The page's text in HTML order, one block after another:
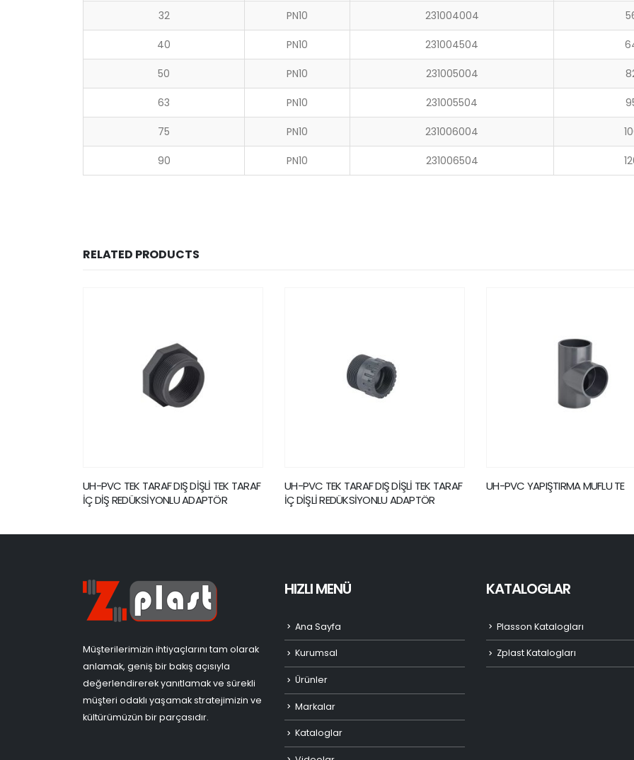
32 PN10 231004004
40 PN10 231004504
50 PN10 231005004
63 PN10 231005504
75 PN10 231006004
90 PN10 231006504
RELATED PRODUCTS
UH-PVC TEK TARAF DIŞ DİŞLİ TEK TARAF
İÇ DİŞLİ REDÜKSİYONLU ADAPTÖR
UH-PVC YAPIŞTIRMA MUFLU TE
UH-PVC TEK TARAF İÇTEN DİŞLİ
Müşterilerimizin ihtiyaçlarını tam olarak
anlamak, geniş bir bakış açısıyla
değerlendirerek yanıtlamak ve sürekli
müşteri odaklı yaşamak stratejimizin ve
kültürümüzün bir parçasıdır.
HIZLI MENÜ
Ana Sayfa
Kurumsal
Ürünler
Markalar
Kataloglar
KATALOGLAR
Plasson Katalogları
Zplast Katalogları